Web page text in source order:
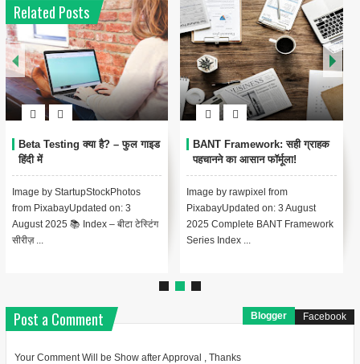
Related Posts
Beta Testing क्या है? – फुल गाइड
हिंदी में
Image by StartupStockPhotos
from PixabayUpdated on: 3
August 2025 📚 Index – बीटा टेस्टिंग
सीरीज़ ...
BANT Framework: सही ग्राहक
पहचानने का आसान फॉर्मूला!
Image by rawpixel from
PixabayUpdated on: 3 August
2025 Complete BANT Framework
Series Index ...
Post a Comment Blogger Facebook
Your Comment Will be Show after Approval , Thanks